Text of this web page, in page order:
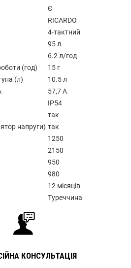
Є
RICARDO
4-тактний
95 л
6.2 л/год
(год)
15 г
(л)
10.5 л
57,7 А
IP54
так
напруги) так
1250
2150
950
980
12 місяців
Туреччина
КОНСУЛЬТАЦІЯ